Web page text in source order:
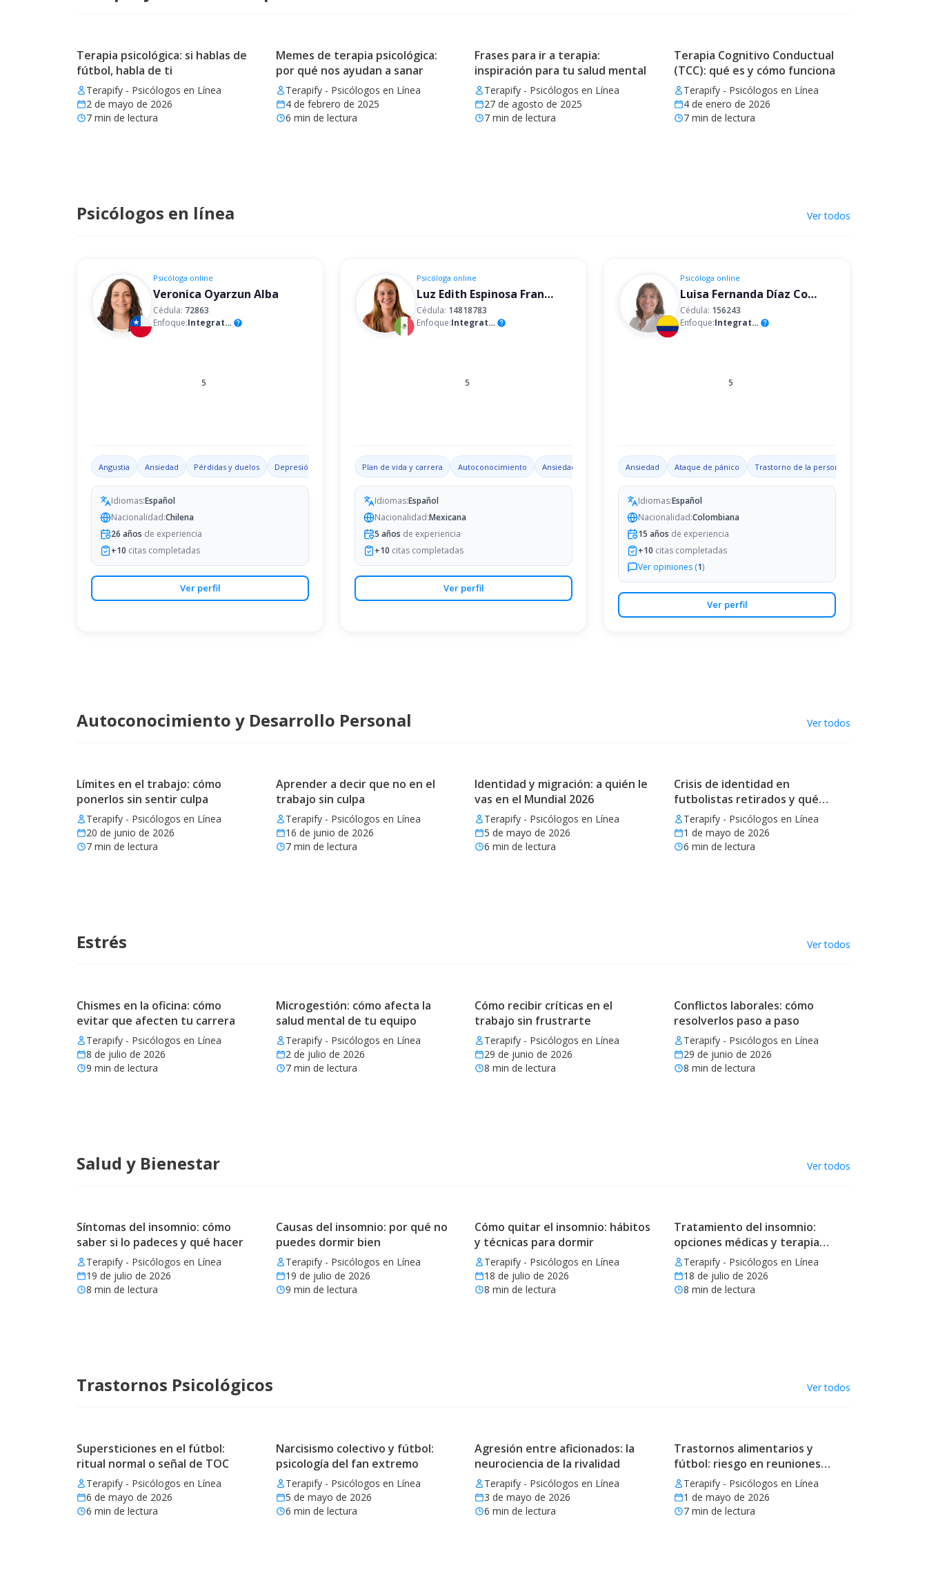
Terapia psicológica: si hablas de
fútbol, habla de ti
Terapify - Psicólogos en Línea
2 de mayo de 2026
7 min de lectura
Memes de terapia psicológica:
por qué nos ayudan a sanar
Terapify - Psicólogos en Línea
4 de febrero de 2025
6 min de lectura
Frases para ir a terapia:
inspiración para tu salud mental
Terapify - Psicólogos en Línea
27 de agosto de 2025
7 min de lectura
Terapia Cognitivo Conductual
(TCC): qué es y cómo funciona
Terapify - Psicólogos en Línea
4 de enero de 2026
7min de lectura
Psicólogos en línea Ver todos
Psicóloga online
Veronica Oyarzun Alba
Cédula: 72863
Enfoque:
Integrativo help
5
Angustia Ansiedad Pérdidas y duelos Depresión Conflictos de pareja
Idiomas:Español
Nacionalidad:Chilena
26 años de experiencia
+10 citas completadas
Ver perfil
Psicóloga online
Luz Edith Espinosa Franco
Cédula: 14818783
Enfoque:
Integrativo help
5
Plan de vida y carrera Autoconocimiento Ansiedad Habilidades de liderazgo Depresión
Idiomas:Español
Nacionalidad:Mexicana
5 años de experiencia
+10 citas completadas
Ver perfil
Psicóloga online
Luisa Fernanda Díaz Correa
Cédula: 156243
Enfoque:
Integrativo help
5
Ansiedad Ataque de pánico Trastorno de la personalidad
Idiomas:Español
Nacionalidad:Colombiana
15 años de experiencia
+10 citas completadas
Ver opiniones (1)
Ver perfil
Autoconocimiento y Desarrollo Personal Ver todos
Límites en el trabajo: cómo
ponerlos sin sentir culpa
Terapify - Psicólogos en Línea
20 de junio de 2026
7 min de lectura
Aprender a decir que no en el
trabajo sin culpa
Terapify - Psicólogos en Línea
16 de junio de 2026
7min de lectura
Identidad y migración: a quién le
vas en el Mundial 2026
Terapify - Psicólogos en Línea
5 de mayo de 2026
6 min de lectura
Crisis de identidad en
futbolistas retirados y qué
aprender
Terapify - Psicólogos en Línea
1 de mayo de 2026
6 min de lectura
Estrés Ver todos
Chismes en la oficina: cómo
evitar que afecten tu carrera
Terapify - Psicólogos en Línea
8 de julio de 2026
9 min de lectura
Microgestión: cómo afecta la
salud mental de tu equipo
Terapify - Psicólogos en Línea
2 de julio de 2026
7min de lectura
Cómo recibir críticas en el
trabajo sin frustrarte
Terapify - Psicólogos en Línea
29 de junio de 2026
8 min de lectura
Conflictos laborales: cómo
resolverlos paso a paso
Terapify - Psicólogos en Línea
29 de junio de 2026
8 min de lectura
Salud y Bienestar Ver todos
Síntomas del insomnio: cómo
saber si lo padeces y qué hacer
Terapify - Psicólogos en Línea
19 de julio de 2026
8 min de lectura
Causas del insomnio: por qué no
puedes dormir bien
Terapify - Psicólogos en Línea
19 de julio de 2026
9 min de lectura
Cómo quitar el insomnio: hábitos
y técnicas para dormir
Terapify - Psicólogos en Línea
18 de julio de 2026
8 min de lectura
Tratamiento del insomnio:
opciones médicas y terapia
eficaz
Terapify - Psicólogos en Línea
18 de julio de 2026
8 min de lectura
Trastornos Psicológicos Ver todos
Supersticiones en el fútbol:
ritual normal o señal de TOC
Terapify - Psicólogos en Línea
6 de mayo de 2026
6 min de lectura
Narcisismo colectivo y fútbol:
psicología del fan extremo
Terapify - Psicólogos en Línea
5 de mayo de 2026
6 min de lectura
Agresión entre aficionados: la
neurociencia de la rivalidad
Terapify - Psicólogos en Línea
3 de mayo de 2026
6 min de lectura
Trastornos alimentarios y
fútbol: riesgo en reuniones
mundialistas
Terapify - Psicólogos en Línea
1 de mayo de 2026
7min de lectura